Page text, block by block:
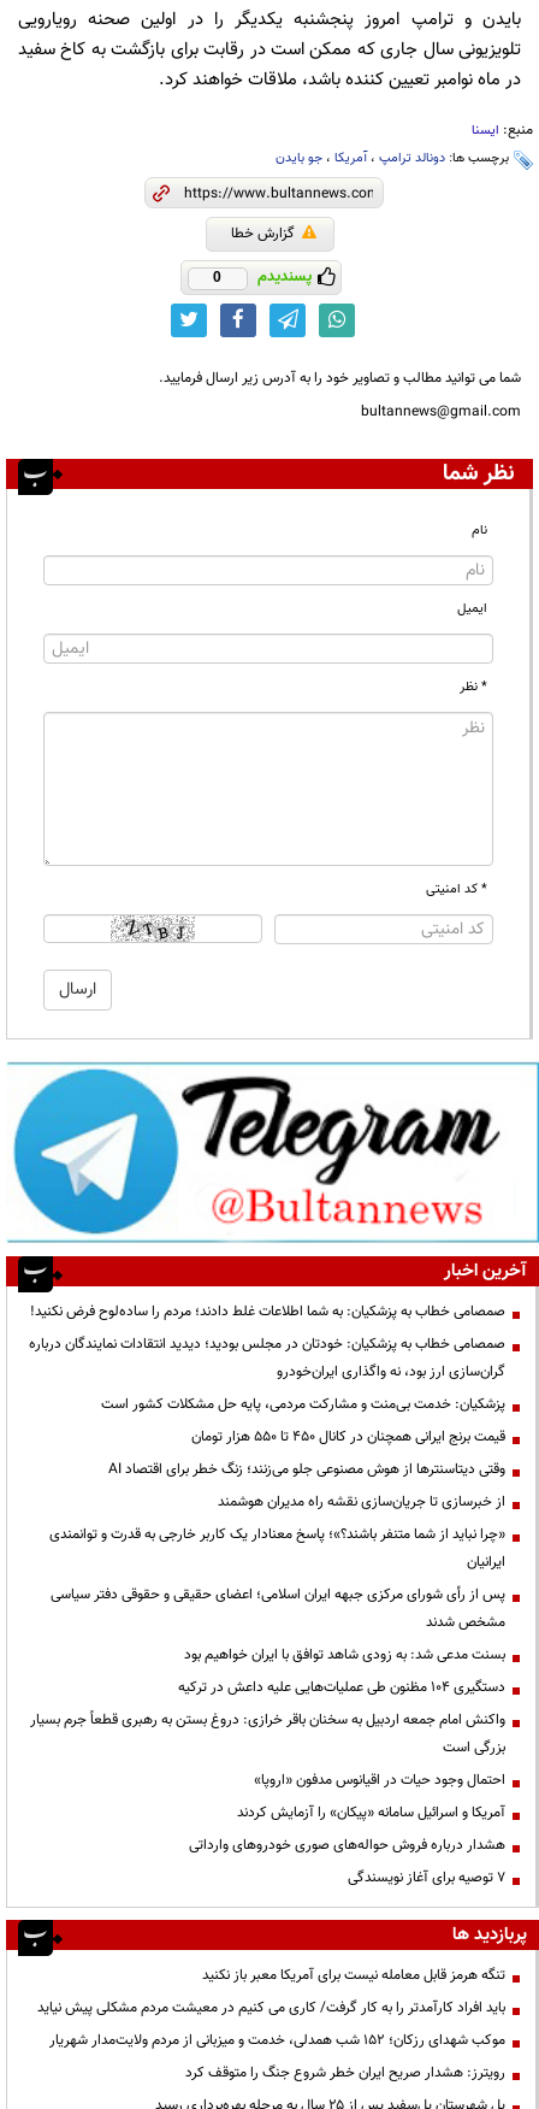
بایدن و ترامپ امروز پنجشنبه یکدیگر را در اولین صحنه رویارویی
تلویزیونی سال جاری که ممکن است در رقابت برای بازگشت به کاخ سفید
در ماه نوامبر تعیین کننده باشد، ملاقات خواهند کرد.
منبع: ایسنا
برچسب ها: دونالد ترامپ ،آمریکا ، جو بایدن
گزارش خطا
پسندیدم 0
شما می توانید مطالب و تصاویر خود را به آدرس زیر ارسال فرمایید.
bultannews@gmail.com
نظر شما
نام
ایمیل
* نظر
* کد امنیتی
آخرین اخبار
صمصامی خطاب به پزشکیان: به شما اطلاعات غلط دادند؛ مردم را ساده‌لوح فرض نکنید!
صمصامی خطاب به پزشکیان: خودتان در مجلس بودید؛ دیدید انتقادات نمایندگان درباره
گران‌سازی ارز بود، نه واگذاری ایران‌خودرو
پزشکیان: خدمت بی‌منت و مشارکت مردمی، پایه حل مشکلات کشور است
قیمت‌ برنج ایرانی همچنان در کانال ۴۵۰ تا ۵۵۰ هزار تومان
وقتی دیتاسنترها از هوش مصنوعی جلو می‌زنند؛ زنگ خطر برای اقتصاد AI
از خبرسازی تا جریان‌سازی نقشه راه مدیران هوشمند
«چرا نباید از شما متنفر باشند؟»؛ پاسخ معنادار یک کاربر خارجی به قدرت و توانمندی
ایرانیان
پس از رأی شورای مرکزی جبهه ایران اسلامی؛ اعضای حقیقی و حقوقی دفتر سیاسی
مشخص شدند
بسنت مدعی شد: به زودی شاهد توافق با ایران خواهیم بود
دستگیری ۱۰۴ مظنون طی عملیات‌هایی علیه داعش در ترکیه
واکنش امام جمعه اردبیل به سخنان باقر خرازی: دروغ بستن به رهبری قطعاً جرم بسیار
بزرگی است
احتمال وجود حیات در اقیانوس مدفون «اروپا»
آمریکا و اسرائیل سامانه «پیکان» را آزمایش کردند
هشدار درباره فروش حواله‌های صوری خودروهای وارداتی
۷ توصیه برای آغاز نویسندگی
پربازدید ها
تنگه هرمز قابل معامله نیست برای آمریکا معبر باز نکنید
باید افراد کارآمدتر را به کار گرفت/ کاری می کنیم در معیشت مردم مشکلی پیش نیاید
موکب شهدای رزکان؛ ۱۵۲ شب همدلی، خدمت و میزبانی از مردم ولایت‌مدار شهریار
رویترز: هشدار صریح ایران خطر شروع جنگ را متوقف کرد